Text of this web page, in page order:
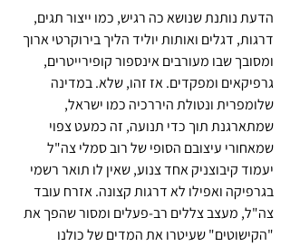
הדעת נותנת שנושא כה רגיש, כמו ייצור תגים,
דרגות, דגלים ואותות יוליד הליך בירוקרטי ארוך
ומסובך שבו מעורבים אינספור קופירייטרים,
גרפיקאים ומפקדים. אז זהו, שלא. במדינה
שלומפרית ונטולת היררכיה כמו ישראל,
שמתארגנת תוך כדי תנועה, זה כמעט צפוי
שמאחורי עיצובם הסופי של רוב סמלי צה"ל
יעמוד קיבוצניק אחד צנוע, שאין לו תואר רשמי
בגרפיקה ואפילו לא דרגות קצונה. אזרח עובד
צה"ל, מעצב צללים רב-פעלים ומסור שהפך את
"הקישוטים" שעיטרו את המדים של כולנו